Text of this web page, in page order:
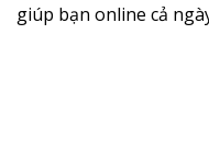
giúp bạn online cả